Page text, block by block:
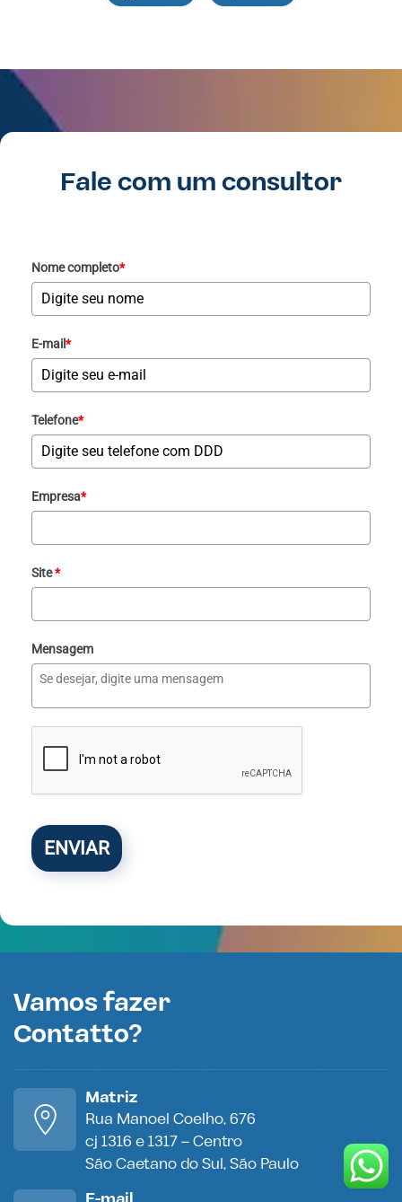
Fale com um consultor
Nome completo*
E-mail*
Telefone*
Empresa*
Site*
Mensagem
ENVIAR
Vamos fazer
Contatto?
Matriz
Rua Manoel Coelho, 676
cj 1316 e 1317 – Centro
São Caetano do Sul, São Paulo